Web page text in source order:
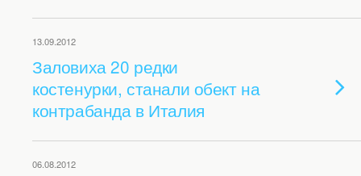
13.09.2012
Заловиха 20 редки
костенурки, станали обект на
контрабанда в Италия
06.08.2012